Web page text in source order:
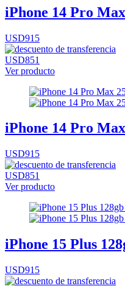
iPhone 14 Pro
USD915
USD851
Ver producto
iPhone 14 Pro
USD915
USD851
Ver producto
iPhone 15 Plus
USD915